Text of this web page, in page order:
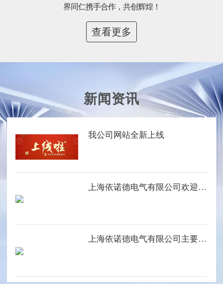
界同仁携手合作，共创辉煌！
查看更多
新闻资讯
我公司网站全新上线
上海依诺德电气有限公司欢迎您的光临
上海依诺德电气有限公司主要产品系列